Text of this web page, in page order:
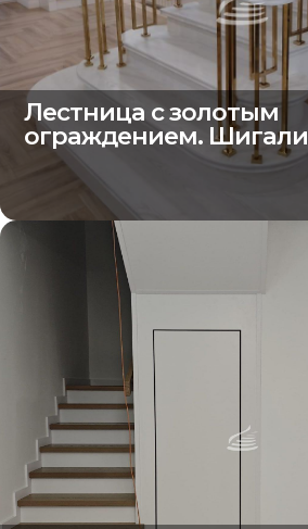
Лестница с золотым
ограждением. Шигали